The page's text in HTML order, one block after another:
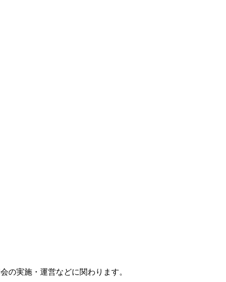
の実施・運営などに関わります。